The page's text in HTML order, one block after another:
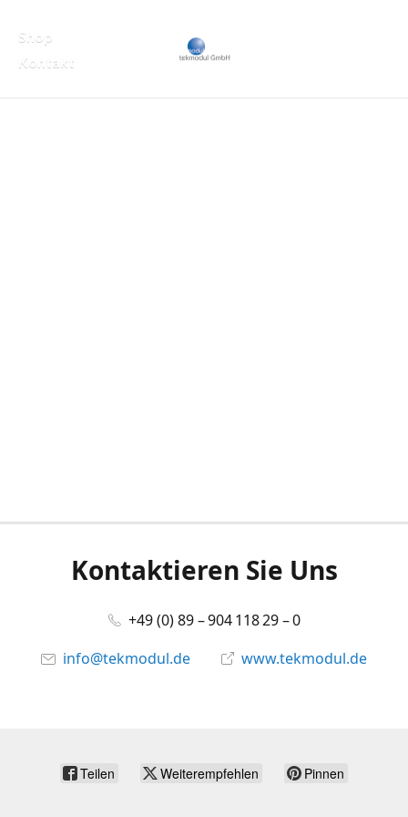
Shop
Kontakt
Kontaktieren Sie Uns
+49 (0) 89 – 904 118 29 – 0
info@tekmodul.de
www.tekmodul.de
Teilen Weiterempfehlen Pinnen